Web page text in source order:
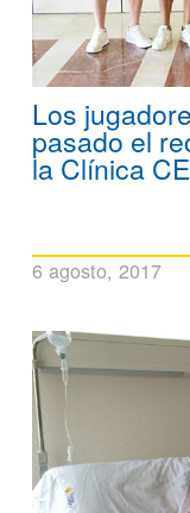
Los
pasado el
la Clínica
6 agosto, 2017